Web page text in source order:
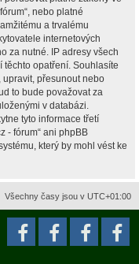
nebo platné
a trvalému
internetových
za nutné. IP adresy všech
opatření. Souhlasíte
upravit, přesunout nebo
to bude považovat za
v databázi.
tyto informace třetí
- fórum“ ani phpBB
který by mohl vést ke
Všechny časy jsou v UTC+01:00